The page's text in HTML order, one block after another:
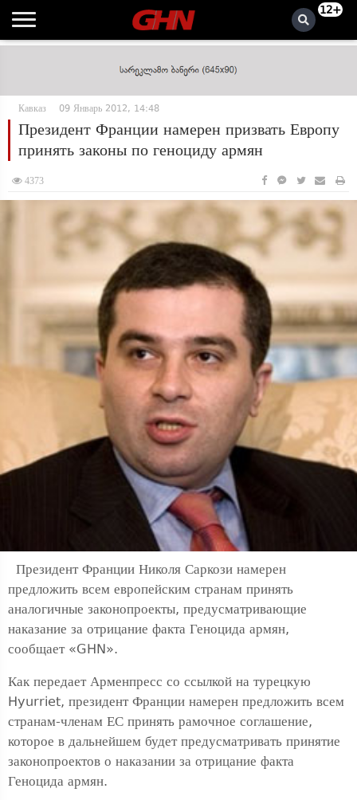
12+
Кавказ 09 Январь 2012, 14:48
Президент Франции намерен призвать Европу
принять законы по геноциду армян
4373
Президент Франции Николя Саркози намерен
предложить всем европейским странам принять
аналогичные законопроекты, предусматривающие
наказание за отрицание факта Геноцида армян,
сообщает «GHN».
Как передает Арменпресс со ссылкой на турецкую
Hyurriet, президент Франции намерен предложить всем
странам-членам ЕС принять рамочное соглашение,
которое в дальнейшем будет предусматривать принятие
законопроектов о наказании за отрицание факта
Геноцида армян.